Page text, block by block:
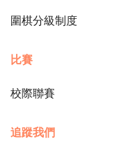
圍棋分級制度
比賽
校際聯賽
追蹤我們